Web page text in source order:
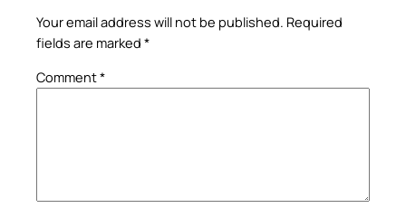
Your email address will not be published. Required
fields are marked *
Comment*